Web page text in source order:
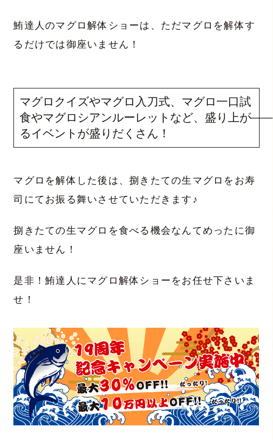
鮪達人のマグロ解体ショーは、ただマグロを解体す
るだけでは御座いません！
マグロクイズやマグロ入刀式、マグロ一口試
食やマグロシアンルーレットなど、盛り上が
るイベントが盛りだくさん！
マグロを解体した後は、捌きたての生マグロをお寿
司にてお振る舞いさせていただきます♪
捌きたての生マグロを食べる機会なんてめったに御
座いません！
是非！鮪達人にマグロ解体ショーをお任せ下さいま
せ！